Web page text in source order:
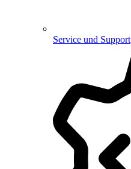
Service und Support